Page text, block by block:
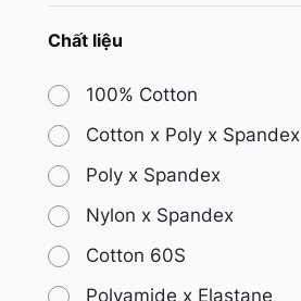
Chất liệu
100% Cotton
Cotton x Poly x Spandex
Poly x Spandex
Nylon x Spandex
Cotton 60S
Polyamide x Elastane